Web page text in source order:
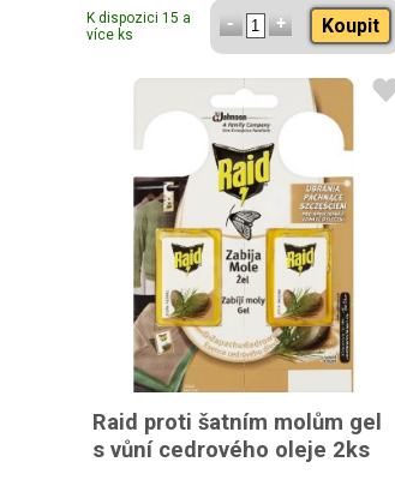
K dispozici 15 a
více ks
Koupit
Raid proti šatním molům gel
s vůní cedrového oleje 2ks